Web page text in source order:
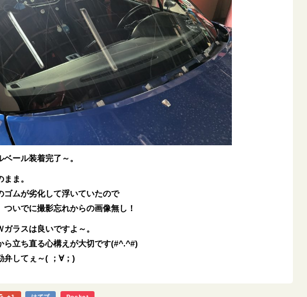
ベール装着完了～。
ま。
ゴムが劣化して浮いていたので
ついでに撮影忘れからの画像無し！
ラスは良いですよ～。
ら立ち直る心構えが大切です(#^.^#)
弁してぇ～( ；∀；)